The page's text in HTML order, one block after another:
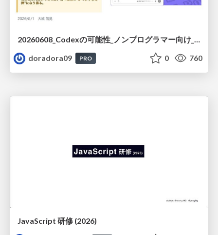
doradora09
PRO 0 760
JavaScript 研修 (2026)